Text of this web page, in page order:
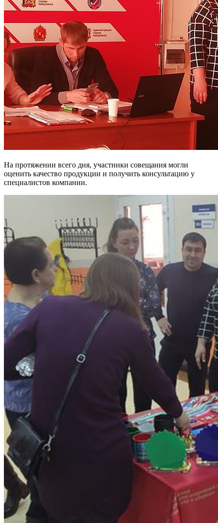
На протяжении всего дня, участники совещания могли
оценить качество продукции и получить консультацию у
специалистов компании.